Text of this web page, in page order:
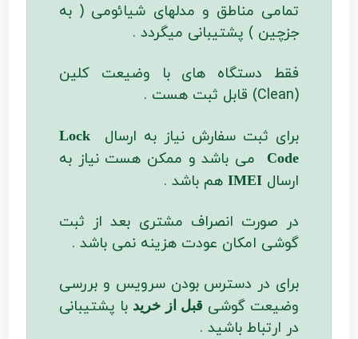
تمامی مناطق و مدلهای شیائومی ( به
جزچین ) پشتیبانی میگردد .
فقط دستگاه های با وضیعت کلین
(Clean) قابل ثبت هست .
برای ثبت سفارش نیاز به ارسال
Lock
Code
می باشد و ممکن هست نیاز به
ارسالIMEI هم باشد .
در صورت انصراف مشتری بعد از ثبت
گوشی امکان عودت هزینه نمی باشد .
برای در دسترس بودن سرویس و بررسی
وضیعت گوشی قبل از خرید با پشتیبانی
در ارتباط باشید .